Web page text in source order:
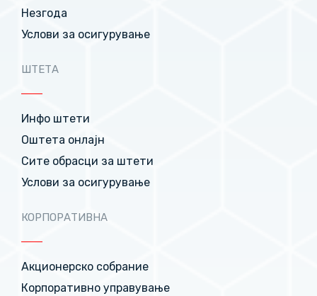
Незгода
Услови за осигурување
ШТЕТА
Инфо штети
Оштета онлајн
Сите обрасци за штети
Услови за осигурување
КОРПОРАТИВНА
Акционерско собрание
Корпоративно управување